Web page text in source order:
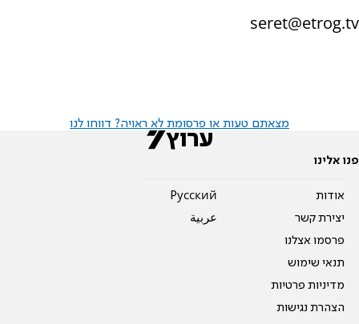
seret@etrog.tv
מצאתם טעות או פרסומת לא ראויה? דווחו לנו
פנו אלינו
אודות
יצירת קשר
פרסמו אצלנו
תנאי שימוש
מדיניות פרטיות
הצהרת נגישות
Pусский
عربية